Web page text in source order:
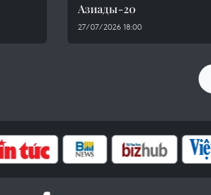
Азиады-20
27/07/2026 18:00